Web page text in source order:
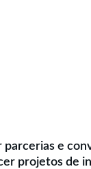
parcerias e
projetos de